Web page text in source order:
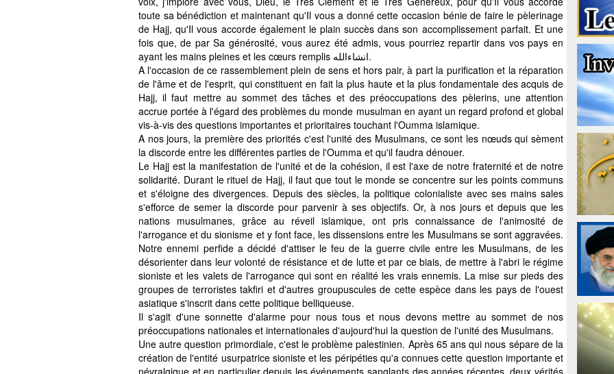
toute sa bénédiction et maintenant qu'Il vous a donné cette occasion bénie de faire le pèlerinage
de Hajj, qu'Il vous accorde également le plain succès dans son accomplissement parfait. Et une
fois que, de par Sa générosité, vous aurez été admis, vous pourriez repartir dans vos pays en
ayant les mains pleines et les cœurs remplis انشاءالله.
A l'occasion de ce rassemblement plein de sens et hors pair, à part la purification et la réparation
de l'âme et de l'esprit, qui constituent en fait la plus haute et la plus fondamentale des acquis de
Hajj, il faut mettre au sommet des tâches et des préoccupations des pèlerins, une attention
accrue portée à l'égard des problèmes du monde musulman en ayant un regard profond et global
vis-à-vis des questions importantes et prioritaires touchant l'Oumma islamique.
A nos jours, la première des priorités c'est l'unité des Musulmans, ce sont les nœuds qui sèment
la discorde entre les différentes parties de l'Oumma et qu'il faudra dénouer.
Le Hajj est la manifestation de l'unité et de la cohésion, il est l'axe de notre fraternité et de notre
solidarité. Durant le rituel de Hajj, il faut que tout le monde se concentre sur les points communs
et s'éloigne des divergences. Depuis des siècles, la politique colonialiste avec ses mains sales
s'efforce de semer la discorde pour parvenir à ses objectifs. Or, à nos jours et depuis que les
nations musulmanes, grâce au réveil islamique, ont pris connaissance de l'animosité de
l'arrogance et du sionisme et y font face, les dissensions entre les Musulmans se sont aggravées.
Notre ennemi perfide a décidé d'attiser le feu de la guerre civile entre les Musulmans, de les
désorienter dans leur volonté de résistance et de lutte et par ce biais, de mettre à l'abri le régime
sioniste et les valets de l'arrogance qui sont en réalité les vrais ennemis. La mise sur pieds des
groupes de terroristes takfiri et d'autres groupuscules de cette espèce dans les pays de l'ouest
asiatique s'inscrit dans cette politique belliqueuse.
Il s'agit d'une sonnette d'alarme pour nous tous et nous devons mettre au sommet de nos
préoccupations nationales et internationales d'aujourd'hui la question de l'unité des Musulmans.
Une autre question primordiale, c'est le problème palestinien. Après 65 ans qui nous sépare de la
création de l'entité usurpatrice sioniste et les péripéties qu'a connues cette question importante et
névralgique et en particulier depuis les événements sanglants des années récentes, deux vérités